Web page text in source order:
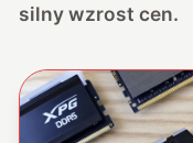
silny wzrost cen.